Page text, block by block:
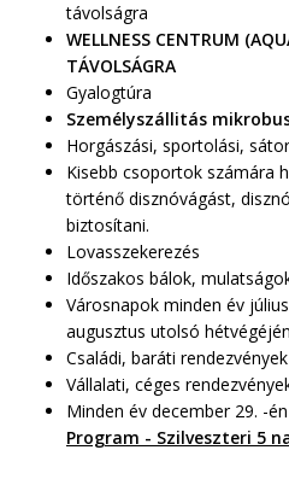
távolságra
WELLNESS CENTRUM
TÁVOLSÁGRA
Gyalogtúra
Személyszállitás
Horgászási, sportolási,
Kisebb csoportok számára
történő disznóvágást,
biztosítani.
Lovasszekerezés
Időszakos bálok,
Városnapok minden év
augusztus utolsó
Családi, baráti rendezvények
Vállalati, céges
Minden év december 29. -
Program - Szilveszteri 5